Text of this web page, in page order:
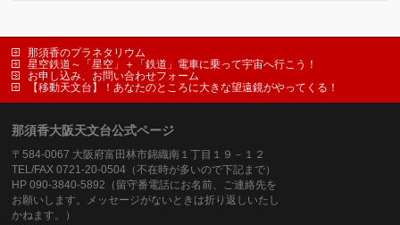
那須香のプラネタリウム
星空鉄道～「星空」＋「鉄道」電車に乗って宇宙へ行こう！
お申し込み、お問い合わせフォーム
【移動天文台】！あなたのところに大きな望遠鏡がやってくる！
那須香大阪天文台公式ページ
〒584-0067 大阪府富田林市錦織南１丁目１９－１２
TEL/FAX 0721-20-0504（不在時が多いので下記まで）
HP 090-3840-5892（留守番電話にお名前、ご連絡先を
お願いします。メッセージがないときは折り返しいたし
かねます。）